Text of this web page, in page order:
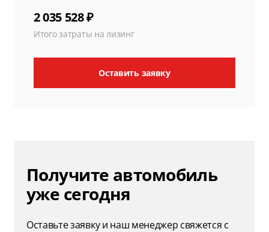
2 035 528 ₽
Итого затраты на лизинг
Оставить заявку
Получите автомобиль
уже сегодня
Оставьте заявку и наш менеджер свяжется с